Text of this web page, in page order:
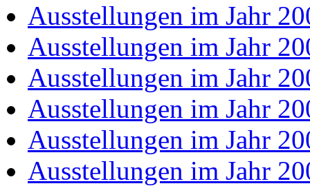
Ausstellungen im Jahr
Ausstellungen im Jahr
Ausstellungen im Jahr
Ausstellungen im Jahr
Ausstellungen im Jahr
Ausstellungen im Jahr